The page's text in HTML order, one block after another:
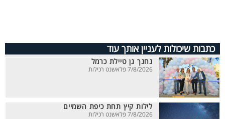
כתבות שיכולות לעניין אותך עוד
נחנך גן טיילת כרמל
7/8/2026 פלאשנט רכילות
לילות קיץ תחת כיפת השמיים
7/8/2026 פלאשנט רכילות